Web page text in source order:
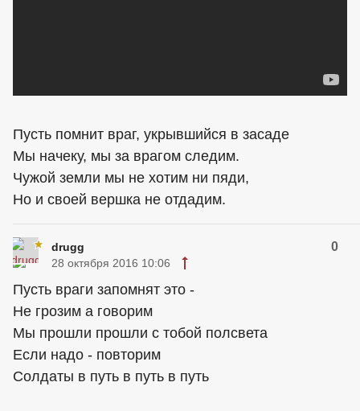
Пусть помнит враг, укрывшийся в засаде
Мы начеку, мы за врагом следим.
Чужой земли мы не хотим ни пяди,
Но и своей вершка не отдадим.
drugg 0
28 октября 2016 10:06
Пусть враги запомнят это -
Не грозим а говорим
Мы прошли прошли с тобой полсвета
Если надо - повторим
Солдаты в путь в путь в путь